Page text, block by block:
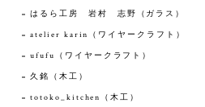
はるら工房 岩村 志野（ガラス）
atelier karin（ワイヤークラフト）
ufufu（ワイヤークラフト）
久銘（木工）
totoko_kitchen（木工）